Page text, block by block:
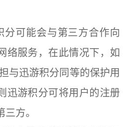
可能会与第三方合作向
络服务，在此情况下，如
与迅游积分同等的保护用
迅游积分可将用户的注册
方。